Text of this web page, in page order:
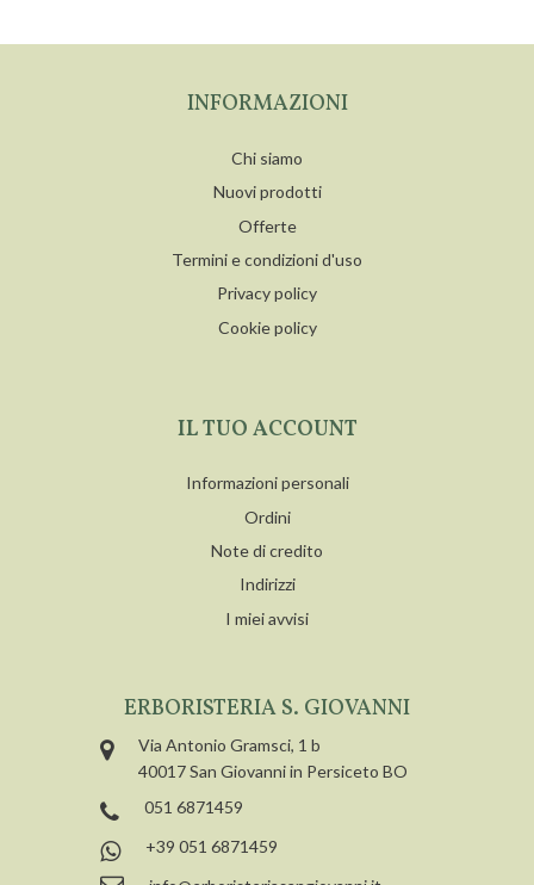
INFORMAZIONI
Chi siamo
Nuovi prodotti
Offerte
Termini e condizioni d'uso
Privacy policy
Cookie policy
IL TUO ACCOUNT
Informazioni personali
Ordini
Note di credito
Indirizzi
I miei avvisi
ERBORISTERIA S. GIOVANNI
Via Antonio Gramsci, 1 b
40017 San Giovanni in Persiceto BO
051 6871459
+39 051 6871459